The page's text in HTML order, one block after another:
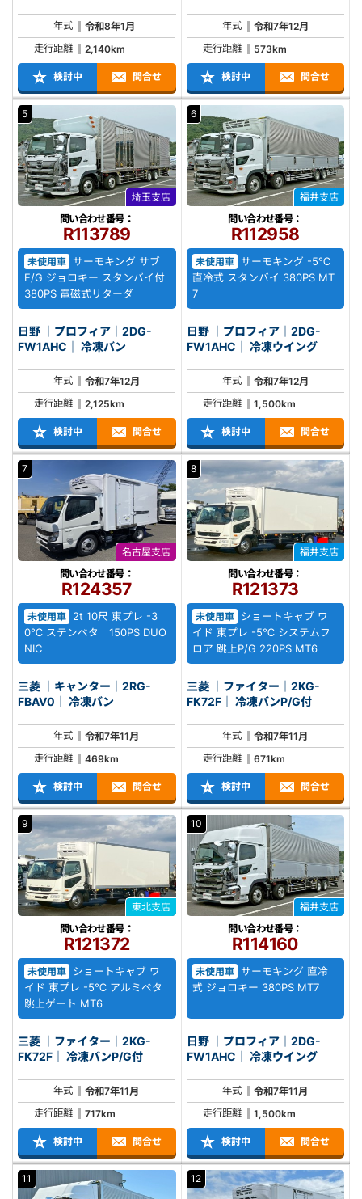
年式
令和8年1月
走行距離
2,140km
検討中 問合せ
年式
令和7年12月
走行距離
573km
検討中 問合せ
5
埼玉支店
問い合わせ番号：
R113789
未使用車
サーモキング サブ
E/G ジョロキー スタンバイ付
380PS 電磁式リターダ
日野 ｜プロフィア｜2DG-
FW1AHC｜ 冷凍バン
年式
令和7年12月
走行距離
2,125km
検討中 問合せ
6
福井支店
問い合わせ番号：
R112958
未使用車 サーモキング -5℃
直冷式 スタンバイ 380PS MT
7
日野 ｜プロフィア｜2DG-
FW1AHC｜ 冷凍ウイング
年式
令和7年12月
走行距離
1,500km
検討中 問合せ
7
名古屋支店
問い合わせ番号：
R124357
未使用車
2t 10尺 東プレ -3
0℃ ステンベタ 150PS DUO
NIC
三菱 ｜キャンター｜2RG-
FBAV0｜ 冷凍バン
年式
令和7年11月
走行距離
469km
検討中 問合せ
8
福井支店
問い合わせ番号：
R121373
未使用車 ショートキャブ ワ
イド 東プレ -5℃ システムフ
ロア 跳上P/G 220PS MT6
三菱 ｜ファイター｜2KG-
FK72F｜ 冷凍バンP/G付
年式
令和7年11月
走行距離
671km
検討中 問合せ
9
東北支店
問い合わせ番号：
R121372
未使用車
ショートキャブ ワ
イド 東プレ -5℃ アルミベタ
跳上ゲート MT6
三菱 ｜ファイター｜2KG-
FK72F｜ 冷凍バンP/G付
年式
令和7年11月
走行距離
717km
検討中 問合せ
10
福井支店
問い合わせ番号：
R114160
未使用車 サーモキング 直冷
式 ジョロキー 380PS MT7
日野 ｜プロフィア｜2DG-
FW1AHC｜ 冷凍ウイング
年式
令和7年11月
走行距離
1,500km
検討中 問合せ
11 12